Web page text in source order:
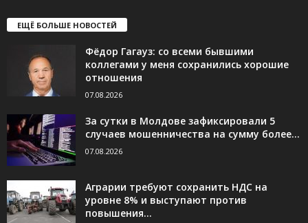
ЕЩЁ БОЛЬШЕ НОВОСТЕЙ
Фёдор Гагауз: со всеми бывшими
коллегами у меня сохранились хорошие
отношения
07.08.2026
За сутки в Молдове зафиксировали 5
случаев мошенничества на сумму более...
07.08.2026
Аграрии требуют сохранить НДС на
уровне 8% и выступают против
повышения...